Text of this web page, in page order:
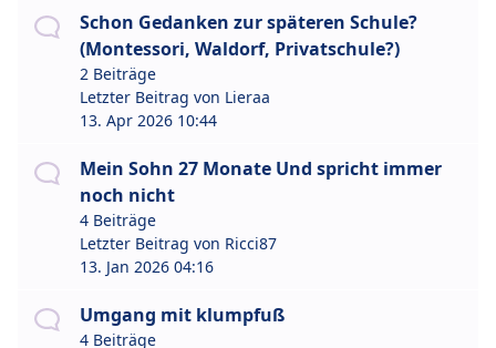
Schon Gedanken zur späteren Schule?
(Montessori, Waldorf, Privatschule?)
2 Beiträge
Letzter Beitrag von Lieraa
13. Apr 2026 10:44
Mein Sohn 27 Monate Und spricht immer
noch nicht
4 Beiträge
Letzter Beitrag von Ricci87
13. Jan 2026 04:16
Umgang mit klumpfuß
4 Beiträge